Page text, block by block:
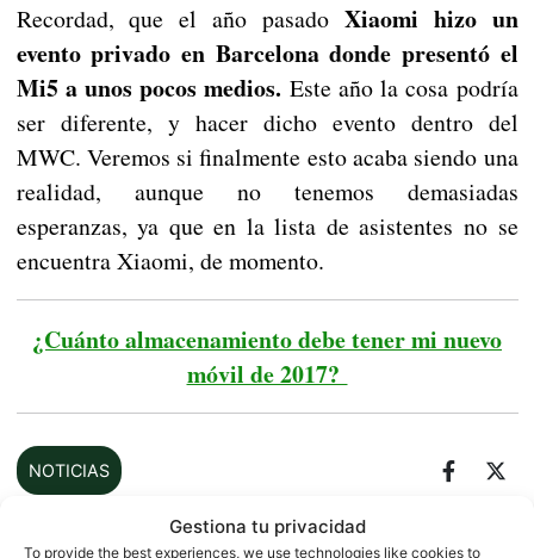
Gestiona tu privacidad
To provide the best experiences, we use technologies like cookies to
Recordad, que el año pasadoXiaomi hizo un
evento privado en Barcelona donde presentó el
Mi5 a unos pocos medios. Este año la cosa podría
ser diferente, y hacer dicho evento dentro del
MWC. Veremos si finalmente esto acaba siendo una
realidad, aunque no tenemos demasiadas
esperanzas, ya que en la lista de asistentes no se
encuentra Xiaomi, de momento.
¿Cuánto almacenamiento debe tener mi nuevo
móvil de 2017?
NOTICIAS